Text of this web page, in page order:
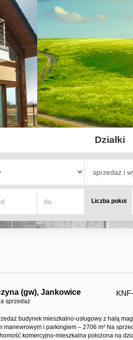
Działki
Liczba pokoi
(gw), Jankowice
sprzedaż
budynek mieszkalno-usługowy z halą
manewrowym i parkingiem – 2706 m² Na
komercyjno-mieszkalna położona na